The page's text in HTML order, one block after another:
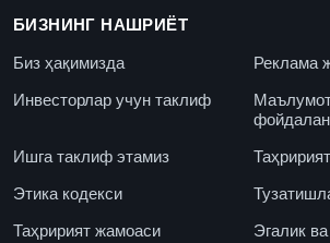
БИЗНИНГ НАШРИЁТ
Биз ҳақимизда
Реклама
Инвесторлар учун таклиф
Ишга таклиф этамиз
Этика кодекси
Таҳририят жамоаси
Эгалик